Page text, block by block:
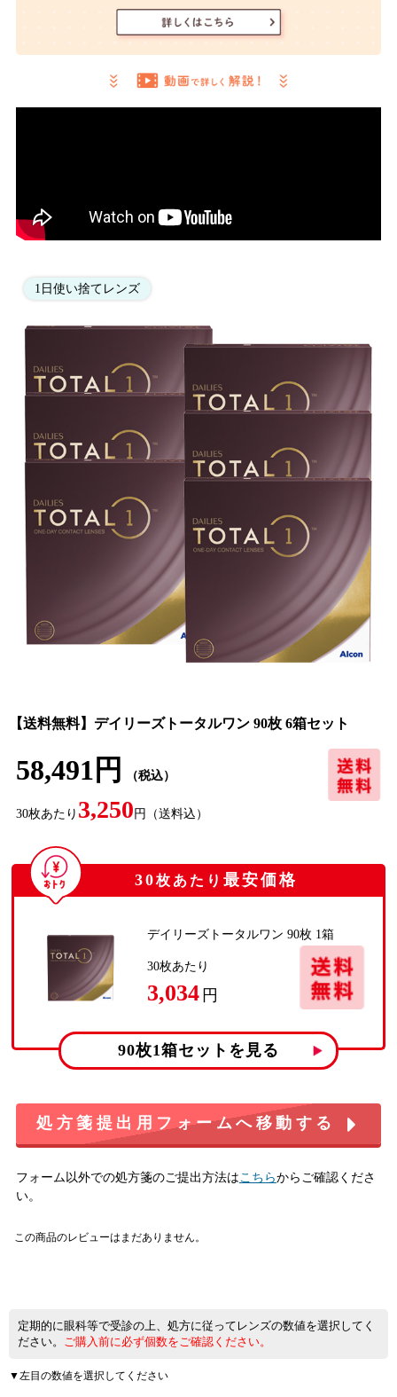
1日使い捨てレンズ
【送料無料】デイリーズトータルワン 90枚 6箱セット
58,491円 （税込）
30枚あたり 3,250 円 （送料込）
30枚あたり 最安価格
デイリーズトータルワン 90枚 1箱
30枚あたり
3,034 円
90枚1箱セットを見る
処方箋提出用フォームへ移動する
フォーム以外での処方箋のご提出方法は こちらからご確認くださ
い。
この商品のレビューはまだありません。
定期的に眼科等で受診の上、処方に従ってレンズの数値を選択してく
ださい。 ご購入前に必ず個数をご確認ください。
▼左目の数値を選択してください